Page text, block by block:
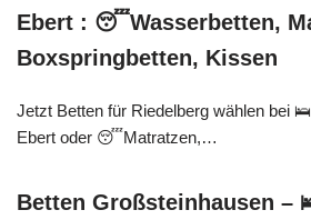
Ebert : 😴Wasserbetten,
Boxspringbetten, Kissen
Jetzt Betten für Riedelberg wählen bei
Ebert oder 😴Matratzen,…
Betten Großsteinhausen –